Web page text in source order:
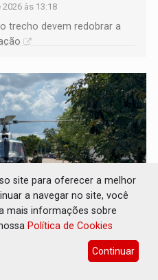
às 13:18
trecho devem redobrar a
Motociclista tem
com carreta na
site para oferecer a melhor
a navegar no site, você
mais informações sobre
Política de Cookies
Continuar